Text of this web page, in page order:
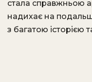
стала справжньою
надихає на
з багатою історією